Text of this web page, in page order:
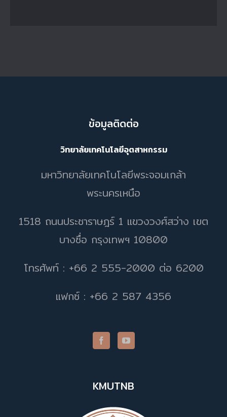
ข้อมูลติดต่อ
วิทยาลัยเทคโนโลยีอุตสาหกรรม
มหาวิทยาลัยเทคโนโลยีพระจอมเกล้า
พระนครเหนือ
1518 ถนนประชาราษฎร์ 1 แขวงวงศ์สว่าง เขต
บางซื่อ กรุงเทพฯ 10800
โทรศัพท์ : +66 2 555-2000 ต่อ 6200
แฟกซ์ : +66 2 587 4356
KMUTNB